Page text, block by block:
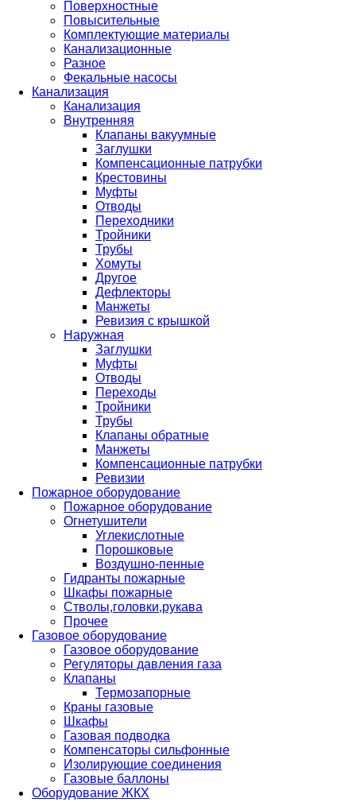
Поверхностные
Повысительные
Комплектующие материалы
Канализационные
Разное
Фекальные насосы
Канализация
Канализация
Внутренняя
Клапаны вакуумные
Заглушки
Компенсационные патрубки
Крестовины
Муфты
Отводы
Переходники
Тройники
Трубы
Хомуты
Другое
Дефлекторы
Манжеты
Ревизия с крышкой
Наружная
Заглушки
Муфты
Отводы
Переходы
Тройники
Трубы
Клапаны обратные
Манжеты
Компенсационные патрубки
Ревизии
Пожарное оборудование
Пожарное оборудование
Огнетушители
Углекислотные
Порошковые
Воздушно-пенные
Гидранты пожарные
Шкафы пожарные
Стволы,головки,рукава
Прочее
Газовое оборудование
Газовое оборудование
Регуляторы давления газа
Клапаны
Термозапорные
Краны газовые
Шкафы
Газовая подводка
Компенсаторы сильфонные
Изолирующие соединения
Газовые баллоны
Оборудование ЖКХ